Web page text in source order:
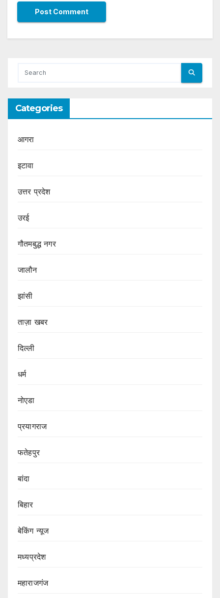
Categories
आगरा
इटावा
उत्तर प्रदेश
उरई
गौतमबुद्ध नगर
जालौन
झांसी
ताज़ा खबर
दिल्ली
धर्म
नोएडा
प्रयागराज
फतेहपुर
बांदा
बिहार
बेकिंग न्यूज
मध्यप्रदेश
महाराजगंज